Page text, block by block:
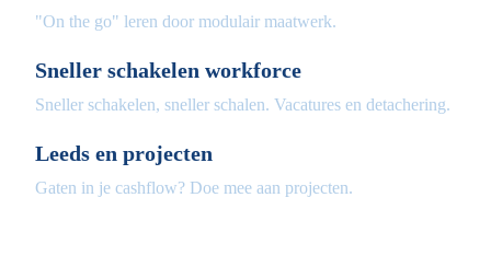
"On the go" leren door modulair maatwerk.
Sneller schakelen workforce
Sneller schakelen, sneller schalen. Vacatures en detachering.
Leeds en projecten
Gaten in je cashflow? Doe mee aan projecten.